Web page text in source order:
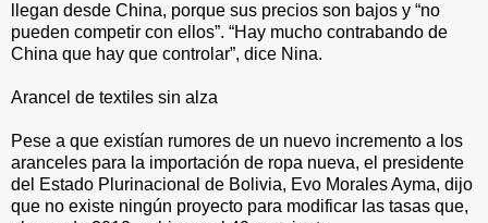
llegan desde China, porque sus precios son bajos y “no
pueden competir con ellos”. “Hay mucho contrabando de
China que hay que controlar”, dice Nina.
Arancel de textiles sin alza
Pese a que existían rumores de un nuevo incremento a los
aranceles para la importación de ropa nueva, el presidente
del Estado Plurinacional de Bolivia, Evo Morales Ayma, dijo
que no existe ningún proyecto para modificar las tasas que,